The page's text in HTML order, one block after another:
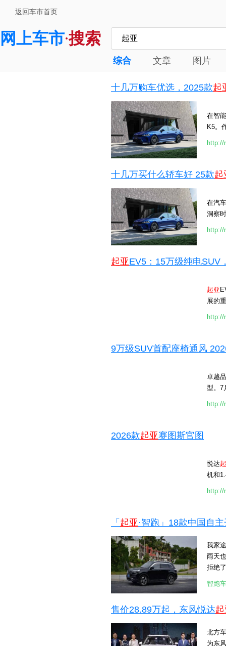
返回车市首页
网上车市·搜索
综合 文章 图片
十几万购车优选，2025款起
在智
K5。
http://
十几万买什么轿车好 25款起
在汽
洞察
http://
起亚EV5：15万级纯电SUV
起亚
展的
http://
9万级SUV首配座椅通风
卓越
型。7
http://
2026款起亚赛图斯官图
悦达
机和
http://
「 起亚 ·智跑」18款中国自
我家
雨天
拒绝
装了
几天
遮挡
智跑
售价28.89万起，东风悦达
北方
为东